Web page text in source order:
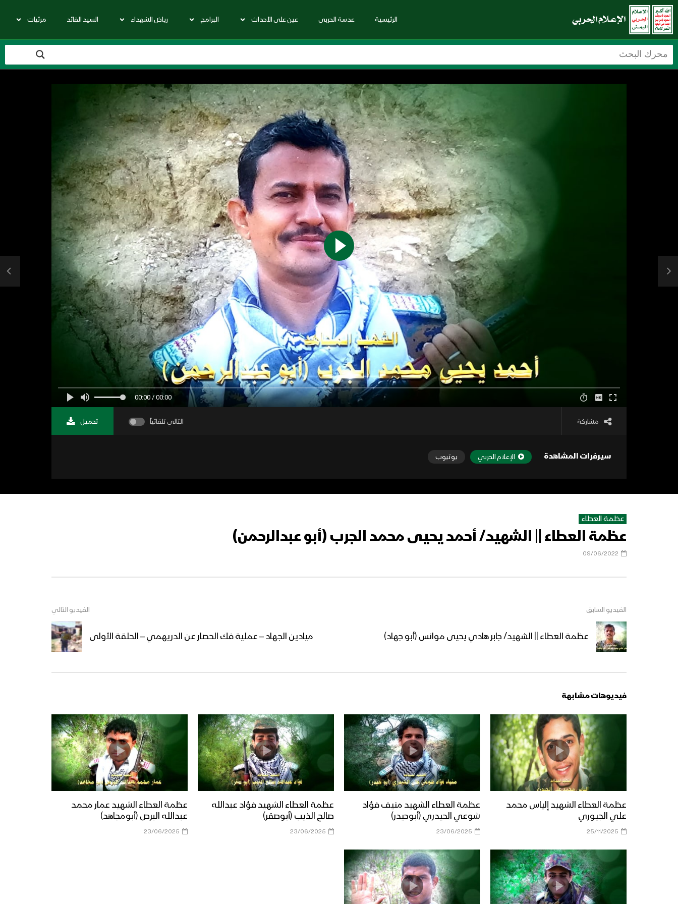
الرئيسية عدسة الحربي عين على الأحداث البرامج رياض الشهداء السيد القائد مرئيات
00:00 / 00:00
مشاركة التالي تلقائياً تحميل
سيرفرات المشاهدة الإعلام الحربي يوتيوب
عظمة العطاء
عظمة العطاء || الشهيد/ أحمد يحيى محمد الجرب (أبو عبدالرحمن)
09/06/2022
الفيديو السابق
عظمة العطاء || الشهيد/ جابر هادي يحيى موانس (أبو جهاد)
الفيديو التالي
ميادين الجهاد – عملية فك الحصار عن الدريهمي – الحلقة الأولى
فيديوهات مشابهة
عظمة العطاء الشهيد إلياس محمد
علي الجيوري
25/11/2025
عظمة العطاء الشهيد منيف فؤاد
شوعي الحيدري (أبوحيدر)
23/06/2025
عظمة العطاء الشهيد فؤاد عبدالله
صالح الذيب (أبوصقر)
23/06/2025
عظمة العطاء الشهيد عمار محمد
عبدالله البرص (أبومجاهد)
23/06/2025